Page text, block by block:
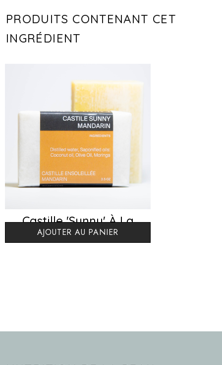
PRODUITS CONTENANT CET
INGRÉDIENT
Castille 'Sunny' À La
Mandarine
AJOUTER AU PANIER